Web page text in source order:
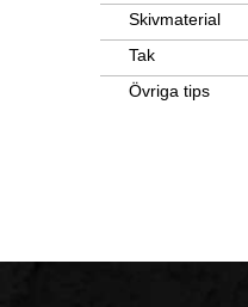
Skivmaterial
Tak
Övriga tips